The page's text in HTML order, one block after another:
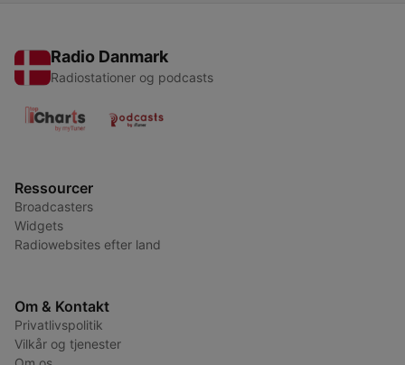
Radio Danmark
Radiostationer og podcasts
Ressourcer
Broadcasters
Widgets
Radiowebsites efter land
Om & Kontakt
Privatlivspolitik
Vilkår og tjenester